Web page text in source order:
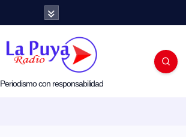
Periodismo con responsabilidad